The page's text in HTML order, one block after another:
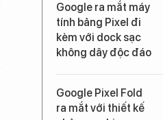
Google ra mắt máy
tính bảng Pixel đi
kèm với dock sạc
không dây độc đáo
Google Pixel Fold
ra mắt với thiết kế